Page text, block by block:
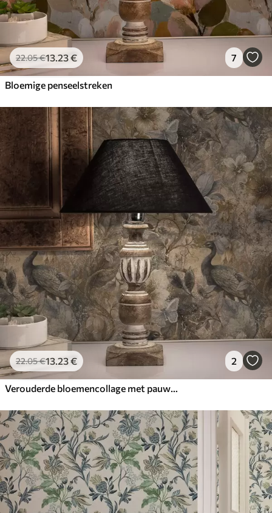
22.05€13.23€ 7
Bloemige penseelstreken
22.05€13.23€ 2
Verouderde bloemencollage met pauwen en vlinders